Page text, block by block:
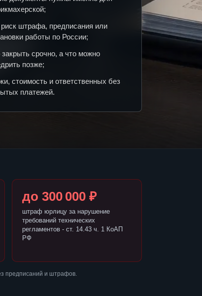
риск штрафа, предписания или
работы по России;
закрыть срочно, а что можно
позже;
стоимость и ответственных без
платежей.
до 300 000 ₽
штраф юрлицу за нарушение
требований технических
регламентов - ст. 14.43 ч. 1 КоАП
РФ
предписаний и штрафов.